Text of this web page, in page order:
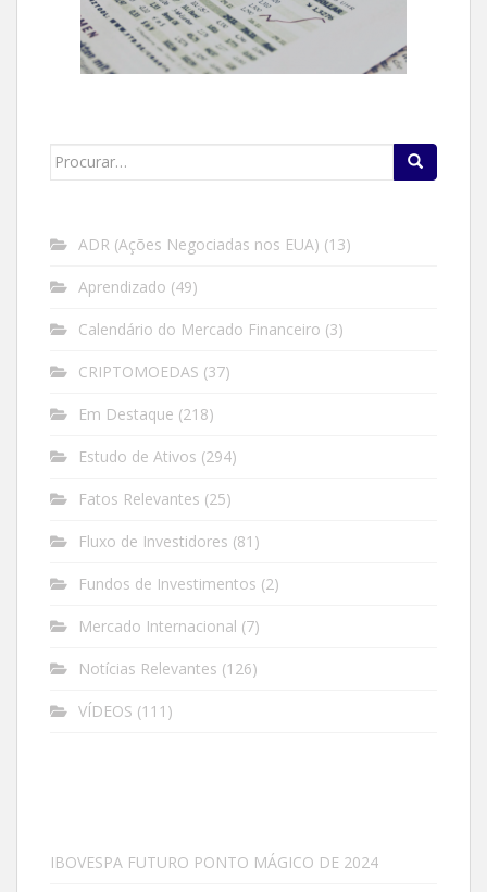
Search
ADR (Ações Negociadas nos EUA) (13)
Aprendizado (49)
Calendário do Mercado Financeiro (3)
CRIPTOMOEDAS (37)
Em Destaque (218)
Estudo de Ativos (294)
Fatos Relevantes (25)
Fluxo de Investidores (81)
Fundos de Investimentos (2)
Mercado Internacional (7)
Notícias Relevantes (126)
VÍDEOS (111)
IBOVESPA FUTURO PONTO MÁGICO DE 2024